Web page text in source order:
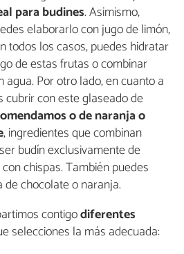
para budines. Asimismo,
elaborarlo con jugo de limón,
todos los casos, puedes hidratar
de estas frutas o combinar
Por otro lado, en cuanto a
cubrir con este glaseado de
o de naranja o
, ingredientes que combinan
budín exclusivamente de
chispas. También puedes
chocolate o naranja.
contigodiferentes
selecciones la más adecuada: